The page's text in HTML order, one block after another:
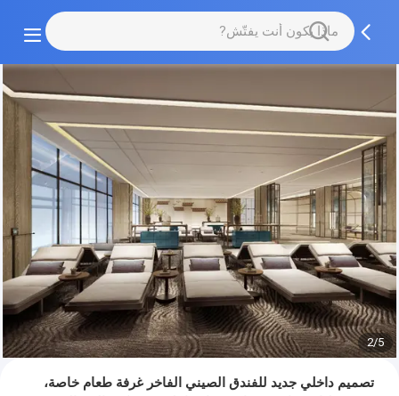
2/5
تصميم داخلي جديد للفندق الصيني الفاخر غرفة طعام خاصة،